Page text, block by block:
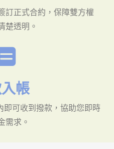
訂正式合約，保障雙方權
楚透明。
帳
即可收到撥款，協助您即時
需求。